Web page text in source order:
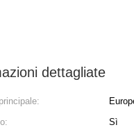
dettagliate
Sì